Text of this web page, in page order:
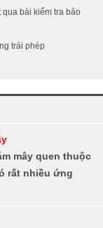
bài kiểm tra bảo
trái phép
mây quen thuộc
rất nhiều ứng